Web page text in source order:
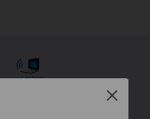
Close